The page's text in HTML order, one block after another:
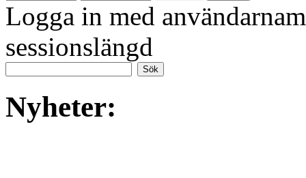
Logga in med
sessionslängd
Nyheter: